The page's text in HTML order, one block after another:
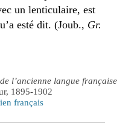
un lenticulaire, est
esté dit. (Joub., Gr.
l’ancienne langue française
1895-1902
français